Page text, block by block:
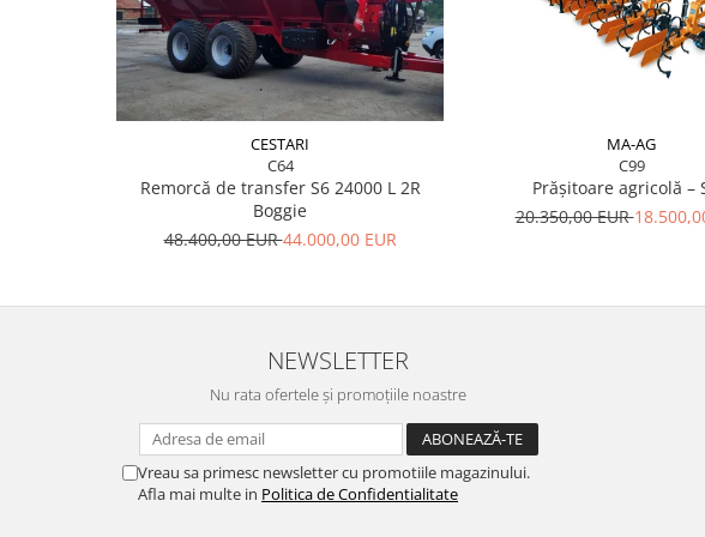
AVANTAJELE SISTEMULUI ELECTRIC:
• Durata de viață lungă de lucru pentru motoare
• Precizia de semănare îmbunătățită
• Posibilitatea semănării prin sistem variabil cu densități de semănat
independent pe fiecare rând
• Ajustarea ușoară și simplă a vitezei de plantare din cabina
• Protocol de comunicare ISOBUS
• Tăierea secțiunilor rând cu rând, pentru semănat variabil
maxim pierderile
• Informații statistice privind activitățile de însămânțare
CESTARI
C64
Remorcă de transfer S6 24000 L 2R
Boggie
48.400,00 EUR44.000,00 EUR
MA-AG
C99
Prășitoare agricolă –
20.350,00 EUR
NEWSLETTER
Nu rata ofertele și promoțiile noastre
Vreau sa primesc newsletter cu promotiile magazinului.
Afla mai multe in Politica de Confidentialitate